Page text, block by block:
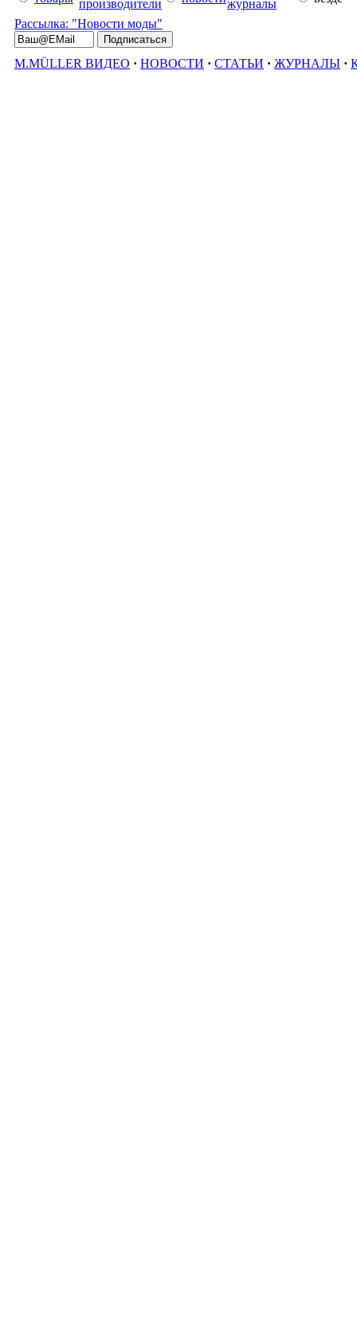
производители журналы
Рассылка: "Новости моды"
M.MÜLLER ВИДЕО · НОВОСТИ · СТАТЬИ · ЖУРНАЛЫ ·